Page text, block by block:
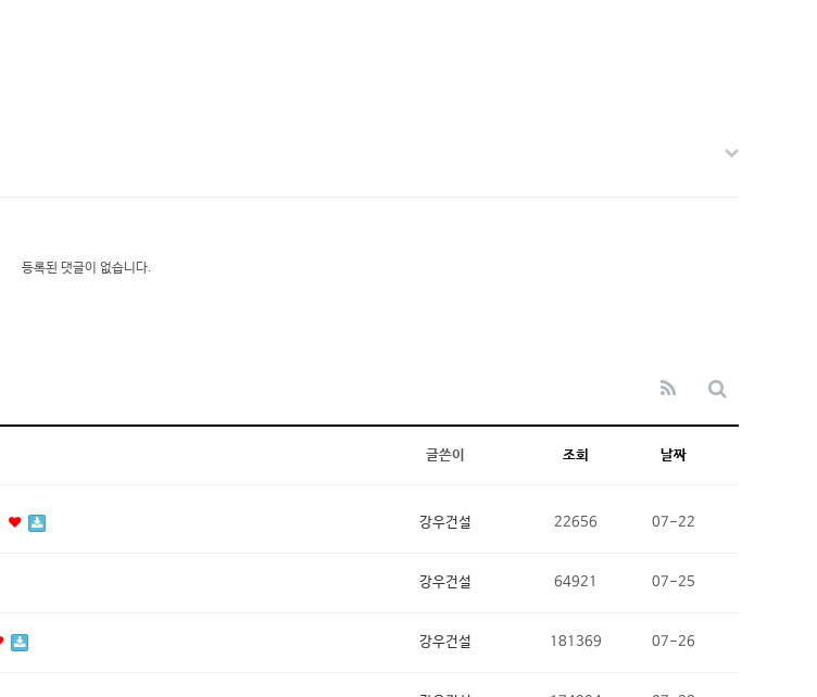
등록된 댓글이 없습니다.
글쓴이 조회 날짜
강우건설 22656 07-22
강우건설 64921 07-25
강우건설 181369 07-26